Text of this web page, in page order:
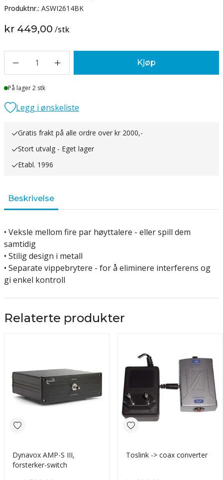
Produktnr.: ASWI2614BK
kr 449,00 /stk
1 Kjøp
Lager
På lager 2 stk
Legg i ønskeliste
Gratis frakt på alle ordre over kr 2000,-
Stort utvalg - Eget lager
Etabl. 1996
Beskrivelse
• Veksle mellom fire par høyttalere - eller spill dem
samtidig
• Stilig design i metall
• Separate vippebrytere - for å eliminere interferens og
gi enkel kontroll
Relaterte produkter
Dynavox AMP-S III,
forsterker-switch
Toslink -> coax converter